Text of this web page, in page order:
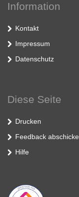
Information
Kontakt
Impressum
Datenschutz
Diese Seite
Drucken
Feedback
Hilfe